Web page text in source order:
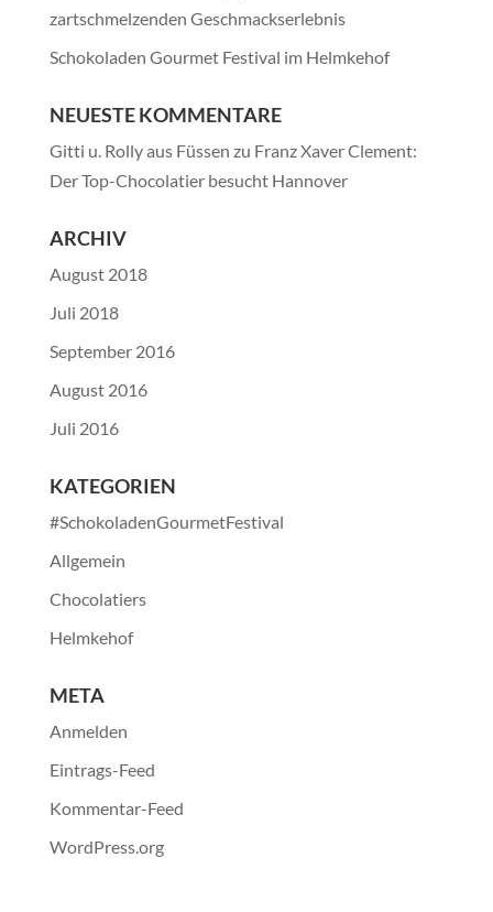
zartschmelzenden Geschmackserlebnis
Schokoladen Gourmet Festival im Helmkehof
NEUESTE KOMMENTARE
Gitti u. Rolly aus Füssen zu Franz Xaver Clement:
Der Top-Chocolatier besucht Hannover
ARCHIV
August 2018
Juli 2018
September 2016
August 2016
Juli 2016
KATEGORIEN
#SchokoladenGourmetFestival
Allgemein
Chocolatiers
Helmkehof
META
Anmelden
Eintrags-Feed
Kommentar-Feed
WordPress.org